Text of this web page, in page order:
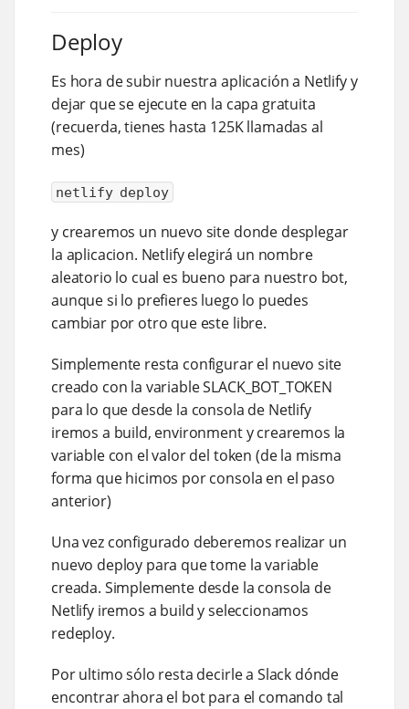
Deploy
Es hora de subir nuestra aplicación a Netlify y
dejar que se ejecute en la capa gratuita
(recuerda, tienes hasta 125K llamadas al
mes)
netlify deploy
y crearemos un nuevo site donde desplegar
la aplicacion. Netlify elegirá un nombre
aleatorio lo cual es bueno para nuestro bot,
aunque si lo prefieres luego lo puedes
cambiar por otro que este libre.
Simplemente resta configurar el nuevo site
creado con la variable SLACK_BOT_TOKEN
para lo que desde la consola de Netlify
iremos a build, environment y crearemos la
variable con el valor del token (de la misma
forma que hicimos por consola en el paso
anterior)
Una vez configurado deberemos realizar un
nuevo deploy para que tome la variable
creada. Simplemente desde la consola de
Netlify iremos a build y seleccionamos
redeploy.
Por ultimo sólo resta decirle a Slack dónde
encontrar ahora el bot para el comando tal